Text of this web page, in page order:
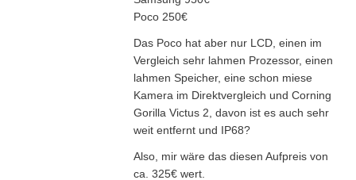
Poco 250€
Das Poco hat aber nur LCD, einen im
Vergleich sehr lahmen Prozessor, einen
lahmen Speicher, eine schon miese
Kamera im Direktvergleich und Corning
Gorilla Victus 2, davon ist es auch sehr
weit entfernt und IP68?
Also, mir wäre das diesen Aufpreis von
ca. 325€ wert.